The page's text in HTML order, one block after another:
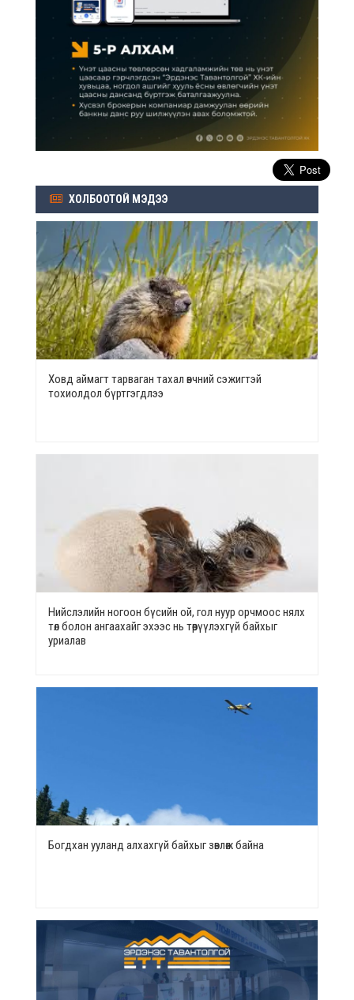
ХОЛБООТОЙ МЭДЭЭ
Ховд аймагт тарваган тахал өвчний сэжигтэй
тохиолдол бүртгэгдлээ
Нийслэлийн ногоон бүсийн ой, гол нуур орчмоос нялх
төл болон ангаахайг эхээс нь төөрүүлэхгүй байхыг
уриалав
Богдхан ууланд алхахгүй байхыг зөвлөж байна